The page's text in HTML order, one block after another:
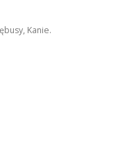
Kanie.